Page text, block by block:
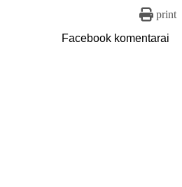
print
Facebook komentarai